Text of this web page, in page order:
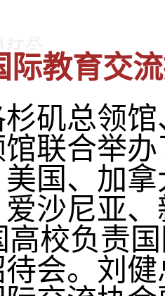
际教育交
矶总领
馆联合举
美国、加
沙尼亚
高校负责
会。刘